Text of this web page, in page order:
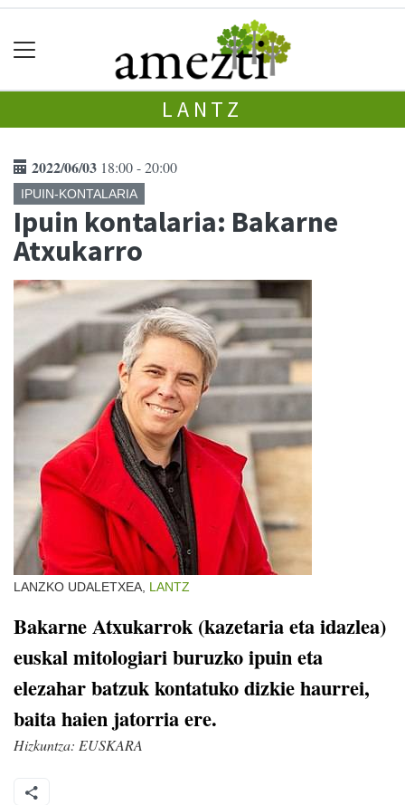
LANTZ
2022/06/03 18:00 - 20:00
IPUIN-KONTALARIA
Ipuin kontalaria: Bakarne
Atxukarro
LANZKO UDALETXEA, LANTZ
Bakarne Atxukarrok (kazetaria eta idazlea)
euskal mitologiari buruzko ipuin eta
elezahar batzuk kontatuko dizkie haurrei,
baita haien jatorria ere.
Hizkuntza: EUSKARA